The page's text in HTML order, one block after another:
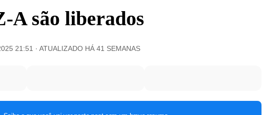
A são liberados
21:51 · ATUALIZADO HÁ 41 SEMANAS